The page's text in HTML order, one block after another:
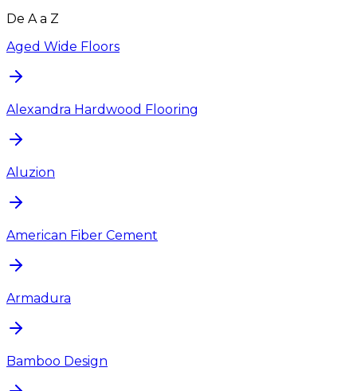
De A a Z
Aged Wide Floors
Alexandra Hardwood Flooring
Aluzion
American Fiber Cement
Armadura
Bamboo Design